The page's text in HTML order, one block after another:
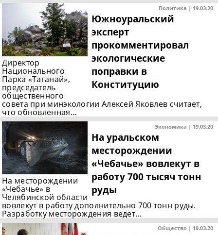
Политика | 19.03.20
Южноуральский
эксперт
прокомментировал
экологические
поправки в
Конституцию
Директор
Национального
Парка «Таганай»,
председатель
общественного
совета при минэкологии Алексей Яковлев считает,
что обновленная…
Экономика | 19.03.20
На уральском
месторождении
«Чебачье» вовлекут в
работу 700 тысяч тонн
руды
На месторождении
«Чебачье» в
Челябинской области
вовлекут в работу дополнительно 700 тонн руды.
Разработку месторождения ведет…
Общество | 19.03.20